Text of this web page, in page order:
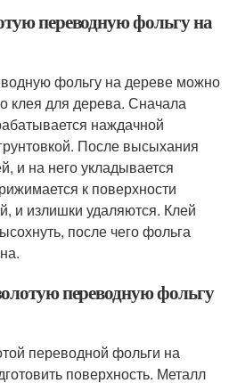
переводную фольгу на
фольгу на дереве можно
клея для дерева. Сначала
наждачной
После высыхания
и на него укладывается
к поверхности
и излишки удаляются. Клей
после чего фольга
переводную фольгу
переводной фольги на
поверхность. Металл